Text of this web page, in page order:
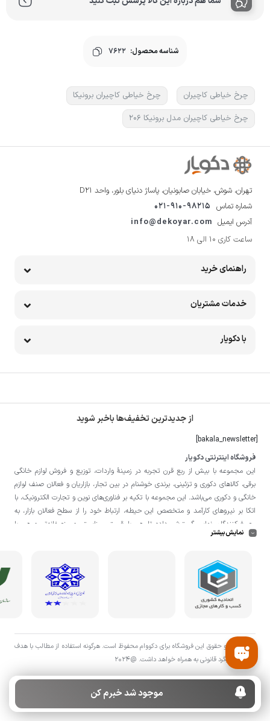
موجود شد خبرم کن
شناسه محصول: 7622
چرخ خیاطی کاچیران
چرخ خیاطی کاچیران برونیکا
چرخ خیاطی کاچیران مدل برونیکا 206
تهران، شوش، خیابان صابونیان، پاساژ دنیای بلور، واحد D21
شماره تماس 021-910-98215
آدرس ایمیل info@dekoyar.com
ساعت کاری 10 الی 18
راهنمای خرید
خدمات مشتریان
با دکویار
از جدیدترین تخفیف‌ها باخبر شوید
[bakala_newsletter]
فروشگاه اینترنتی دکویار
این مجموعه با بيش از ربع قرن تجربه در زمينۀ واردات، توزيع و فروش لوازم خانگی
برقی، کالاهای دکوری و تزئینی، برندی خوشنام در بين تجار، بازاريان و فعالان صنف لوازم
خانگی و دکوری می‌باشد. این مجموعه با تكيه بر فناوری‌های نوين و تجارت الكترونيک، با
اتکا بر نيروهای كارآمد و متخصص اين حيطه، ارتباط خود را از سطح فعالان بازار، به
مصرف‌كنندگان نهايی گسترش داده تا هم با قيمتی مناسبتر و منصفانه‌تر و هم با
خدماتی گسترده‌تر و كيفی‌تر در خدمت هموطنان عزیز در اقصی نقاط ميهنمان باشد.
کالا از انبار تنها در صورت ثبت سفارش قبلی از طریق سایت و انتخاب زمان، امکان پذیر
نمایش بیشتر
تمامی حق و حقوق اين فروشگاه برای دکووام محفوظ است. هرگونه استفاده از مطالب با هدف
اقتصادی پیگرد قانونی به همراه خواهد داشت. @2024